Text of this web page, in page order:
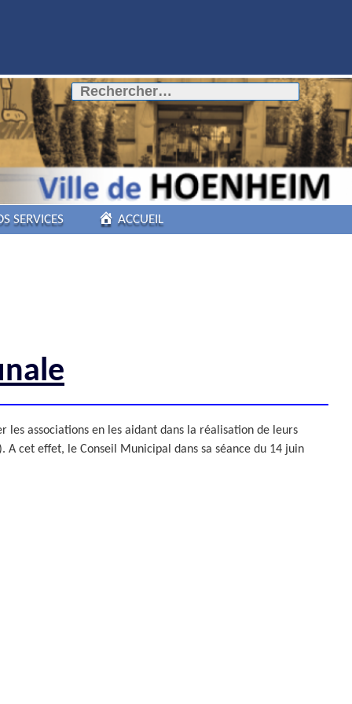
Rechercher :
ZONE D’ACTIVITÉS ET
COMMERCIALES ROUTE
DE LA WANTZENAU
Z. I. BISCHHEIM
HOENHEIM
SERVICES ACCUEIL
les associations en les aidant dans la réalisation de leurs
cet effet, le Conseil Municipal dans sa séance du 14 juin